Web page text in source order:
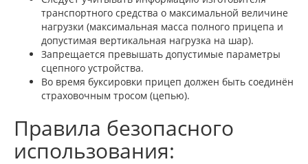
транспортного средства о максимальной величине
нагрузки (максимальная масса полного прицепа и
допустимая вертикальная нагрузка на шар).
Запрещается превышать допустимые параметры
сцепного устройства.
Во время буксировки прицеп должен быть соединён
страховочным тросом (цепью).
Правила безопасного
использования: